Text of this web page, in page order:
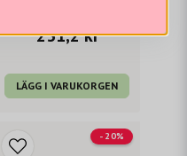
231,2 kr
LÄGG I VARUKORGEN
- 20%